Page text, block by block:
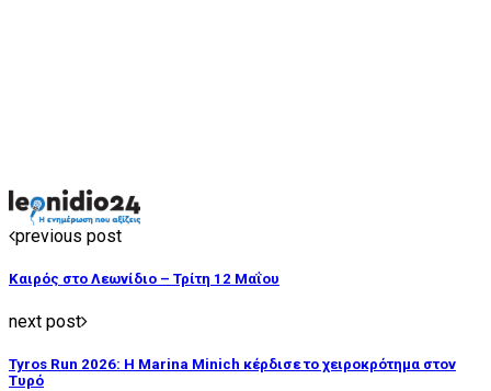
previous post
Καιρός στο Λεωνίδιο – Τρίτη 12 Μαΐου
next post
Tyros Run 2026: Η Marina Minich κέρδισε το χειροκρότημα στον
Τυρό